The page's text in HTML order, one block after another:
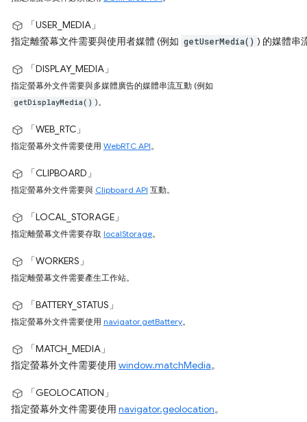
「USER_MEDIA」
指定離螢幕文件需要與使用者媒體 (例如 getUserMedia() ) 的媒體串
「DISPLAY_MEDIA」
指定螢幕外文件需要與多媒體廣告的媒體串流互動 (例如
getDisplayMedia() )。
「WEB_RTC」
指定螢幕外文件需要使用 WebRTC API。
「CLIPBOARD」
指定螢幕外文件需要與 Clipboard API 互動。
「LOCAL_STORAGE」
指定離螢幕文件需要存取 localStorage。
「WORKERS」
指定離螢幕文件需要產生工作站。
「BATTERY_STATUS」
指定螢幕外文件需要使用 navigator.getBattery。
「MATCH_MEDIA」
指定螢幕外文件需要使用 window.matchMedia。
「GEOLOCATION」
指定螢幕外文件需要使用 navigator.geolocation。